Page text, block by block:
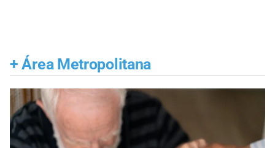
+ Área Metropolitana